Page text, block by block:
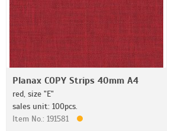
Planax COPY Strips 40mm A4
red, size "E"
sales unit: 100pcs.
Item No.: 191581